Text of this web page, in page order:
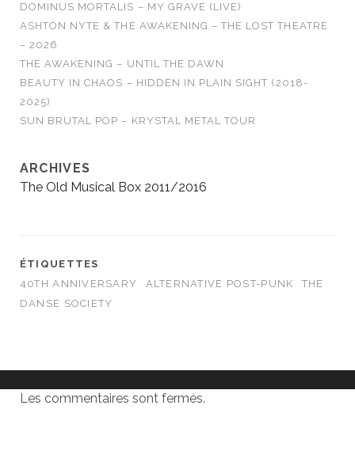
DOMINUS MORTALIS – MY GRAVE (LIVE)
ASHTON NYTE & THE AWAKENING – THE LOST THEATRE
– 2026
THE AWAKENING – UNTIL THE DAWN
BEAUTY IN CHAOS – HIDDEN IN PLAIN SIGHT (2018-
2025)
SUN BRUTAL POP – KRYSTAL METAL TOUR
ARCHIVES
The Old Musical Box 2011/2016
ÉTIQUETTES
40TH ANNIVERSARY
ALTERNATIVE POST-PUNK
THE
DANSE SOCIETY
Les commentaires sont fermés.